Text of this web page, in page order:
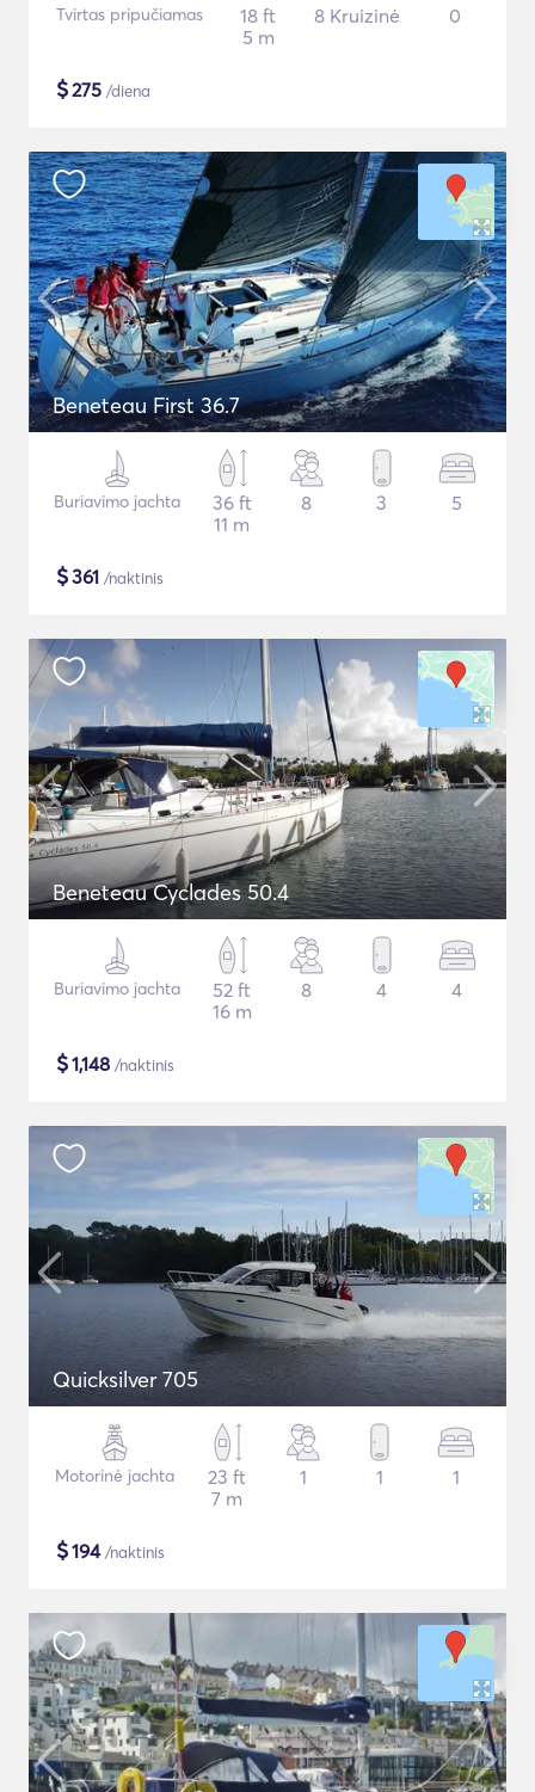
Tvirtas pripučiamas
18 ft
5 m
8 Kruizinė 0
$275 /diena
Beneteau First 36.7
Buriavimo jachta
36 ft
11 m
8 3 5
$361 /naktinis
Beneteau Cyclades 50.4
Buriavimo jachta
52 ft
16 m
8 4 4
$1,148 /naktinis
Quicksilver 705
Motorinė jachta
23 ft
7 m
1 1 1
$194/naktinis